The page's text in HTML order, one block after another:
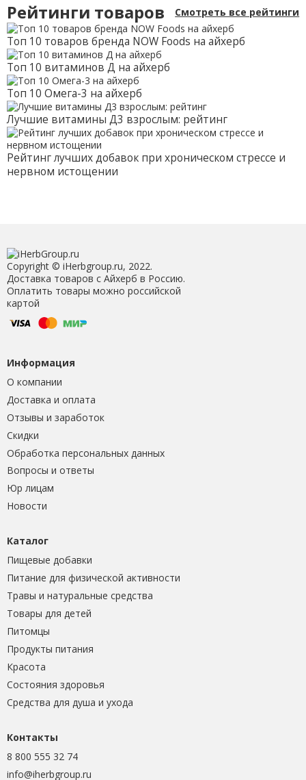
Рейтинги товаров Смотреть все рейтинги
Топ 10 товаров бренда NOW Foods на айхерб
Топ 10 витаминов Д на айхерб
Топ 10 Омега-3 на айхерб
Лучшие витамины Д3 взрослым: рейтинг
Рейтинг лучших добавок при хроническом стрессе и
нервном истощении
Copyright © iHerbgroup.ru, 2022.
Доставка товаров с Айхерб в Россию.
Оплатить товары можно российской
картой
Информация
О компании
Доставка и оплата
Отзывы и заработок
Скидки
Обработка персональных данных
Вопросы и ответы
Юр лицам
Новости
Каталог
Пищевые добавки
Питание для физической активности
Травы и натуральные средства
Товары для детей
Питомцы
Продукты питания
Красота
Состояния здоровья
Средства для душа и ухода
Контакты
8 800 555 32 74
info@iherbgroup.ru